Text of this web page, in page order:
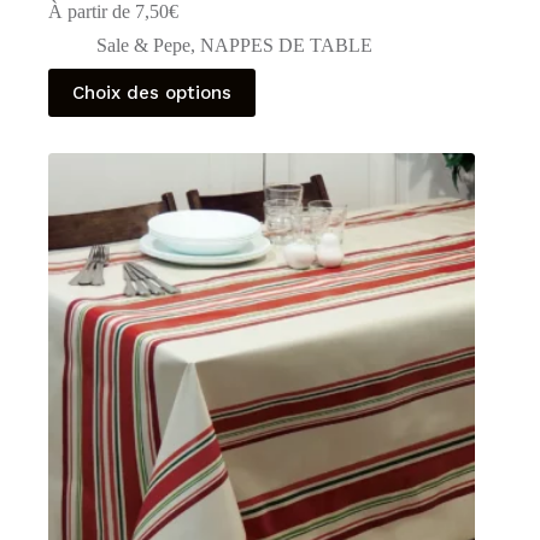
À partir de 7,50€
Sale & Pepe, NAPPES DE TABLE
Choix des options
Ce
produit
a
options
être
choisies
sur
la
page
du
produit